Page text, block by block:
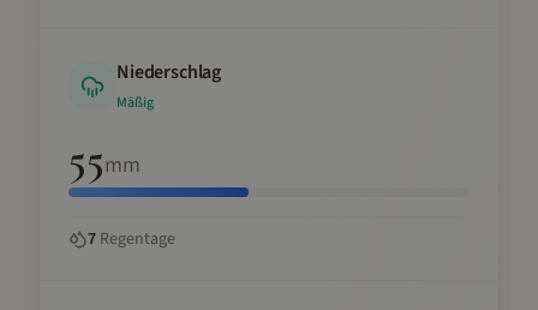
Niederschlag
Mäßig
55mm
7 Regentage